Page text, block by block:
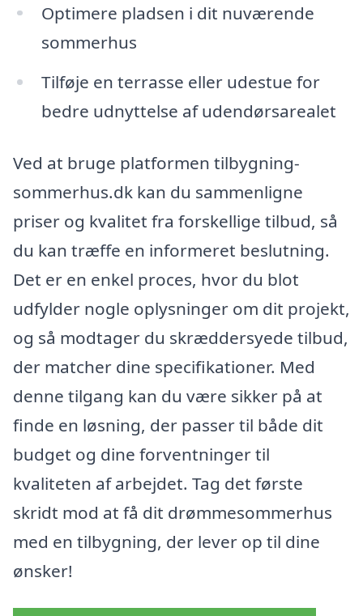
Optimere pladsen i dit nuværende
sommerhus
Tilføje en terrasse eller udestue for
bedre udnyttelse af udendørsarealet
Ved at bruge platformen tilbygning-
sommerhus.dk kan du sammenligne
priser og kvalitet fra forskellige tilbud, så
du kan træffe en informeret beslutning.
Det er en enkel proces, hvor du blot
udfylder nogle oplysninger om dit projekt,
og så modtager du skræddersyede tilbud,
der matcher dine specifikationer. Med
denne tilgang kan du være sikker på at
finde en løsning, der passer til både dit
budget og dine forventninger til
kvaliteten af arbejdet. Tag det første
skridt mod at få dit drømmesommerhus
med en tilbygning, der lever op til dine
ønsker!